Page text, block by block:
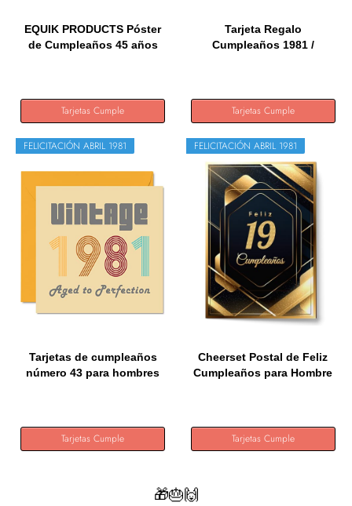
EQUIK PRODUCTS Póster
de Cumpleaños 45 años
Tarjetas Cumple
Tarjeta Regalo
Cumpleaños 1981 /
Tarjetas Cumple
FELICITACIÓN ABRIL 1981
Tarjetas de cumpleaños
número 43 para hombres
Tarjetas Cumple
FELICITACIÓN ABRIL 1981
Cheerset Postal de Feliz
Cumpleaños para Hombre
Tarjetas Cumple
🎁🎂🙌